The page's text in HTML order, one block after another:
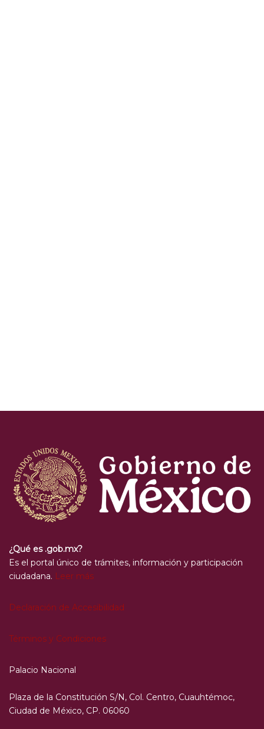
¿Qué es .gob.mx?
Es el portal único de trámites, información y participación
ciudadana. Leer más
Declaración de Accesibilidad
Términos y Condiciones
Palacio Nacional
Plaza de la Constitución S/N, Col. Centro, Cuauhtémoc,
Ciudad de México, CP. 06060